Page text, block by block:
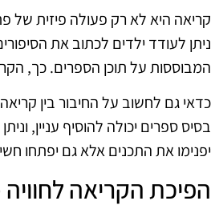
קריאה היא לא רק פעולה פיזית של
ניתן לעודד ילדים לכתוב את
המבוססות על תוכן הספרים. כך,
כדאי גם לחשוב על החיבור בין
בסיס ספרים יכולה להוסיף עניין,
יפנימו את התכנים אלא גם יפתחו
הפיכת הקריאה